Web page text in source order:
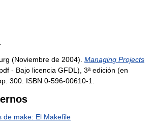
(Noviembre de 2004). Managing Projects
- Bajo licencia GFDL), 3ª edición (en
300. ISBN 0-596-00610-1.
de make: El Makefile